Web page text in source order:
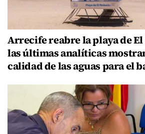
Arrecife reabre la playa de
las últimas analíticas
calidad de las aguas para el